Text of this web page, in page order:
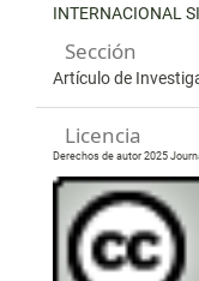
INTERNACIONAL
Sección
Artículo de
Licencia
Derechos de autor 2025